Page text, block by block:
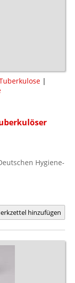
|
Hygiene-
hinzufügen